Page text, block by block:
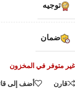
توجيه
ضمان
غير متوفر في المخزون
قارن
أضف إلى